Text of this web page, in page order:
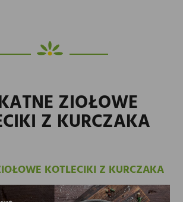
ZIOŁOWE
Z KURCZAKA
KOTLECIKI Z KURCZAKA